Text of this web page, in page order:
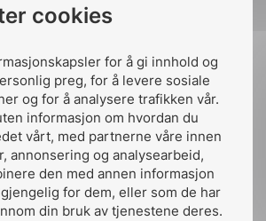
cookies
for å gi innhold og
preg, for å levere sosiale
og for å analysere trafikken vår.
informasjon om hvordan du
vårt, med partnerne våre innen
annonsering og analysearbeid,
den med annen informasjon
for dem, eller som de har
din bruk av tjenestene deres.
nek@nek.no
Bruk av Cookies
toppen